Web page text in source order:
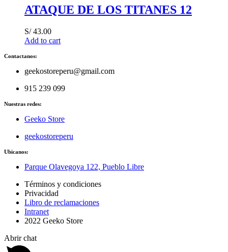
ATAQUE DE LOS TITANES 12
S/43.00
Add to cart
Contactanos:
geekostoreperu@gmail.com
915 239 099
Nuestras redes:
Geeko Store
geekostoreperu
Ubicanos:
Parque Olavegoya 122, Pueblo Libre
Términos y condiciones
Privacidad
Libro de reclamaciones
Intranet
2022 Geeko Store
Abrir chat